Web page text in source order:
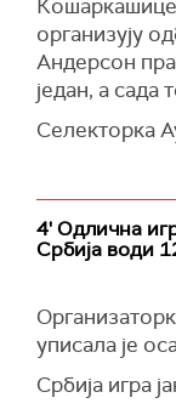
Кошаркашице
организују
Андерсон
један, а
Селекторка
4' Одлична
Србија води
уписала је
Србија игра